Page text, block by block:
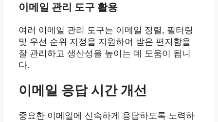
이메일 관리 도구 활용
여러 이메일 관리 도구는 이메일 정렬, 필터링
및 우선 순위 지정을 지원하여 받은 편지함을
잘 관리하고 생산성을 높이는 데 도움이 됩니
다.
이메일 응답 시간 개선
중요한 이메일에 신속하게 응답하도록 노력하